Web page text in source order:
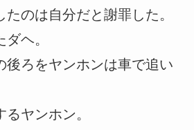
のは自分だと謝罪した。
ヘ。
後ろをヤンホンは車で追い
ヤンホン。